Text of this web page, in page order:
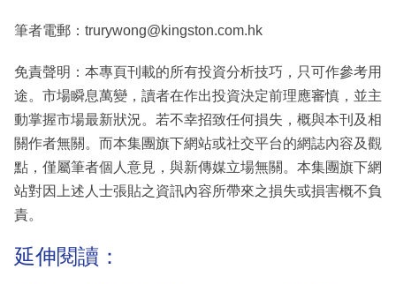
筆者電郵：trurywong@kingston.com.hk
免責聲明：本專頁刊載的所有投資分析技巧，只可作參考用
途。市場瞬息萬變，讀者在作出投資決定前理應審慎，並主
動掌握市場最新狀況。若不幸招致任何損失，概與本刊及相
關作者無關。而本集團旗下網站或社交平台的網誌內容及觀
點，僅屬筆者個人意見，與新傳媒立場無關。本集團旗下網
站對因上述人士張貼之資訊內容所帶來之損失或損害概不負
責。
延伸閱讀：